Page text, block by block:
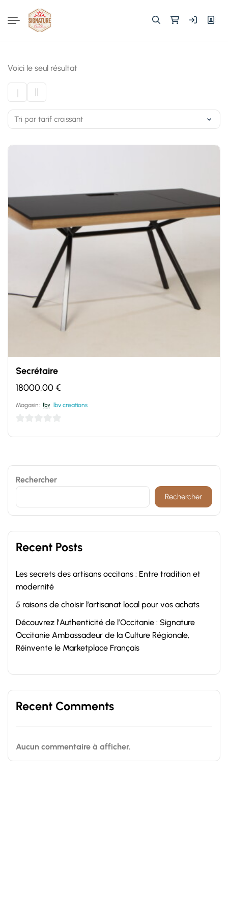
Rechercher :
Voici le seul résultat
Secrétaire
18000,00€
Magasin: lbv creations
Rechercher
Rechercher
Recent Posts
Les secrets des artisans occitans : Entre tradition et
modernité
5 raisons de choisir l’artisanat local pour vos achats
Découvrez l’Authenticité de l’Occitanie : Signature
Occitanie Ambassadeur de la Culture Régionale,
Réinvente le Marketplace Français
Recent Comments
Aucun commentaire à afficher.